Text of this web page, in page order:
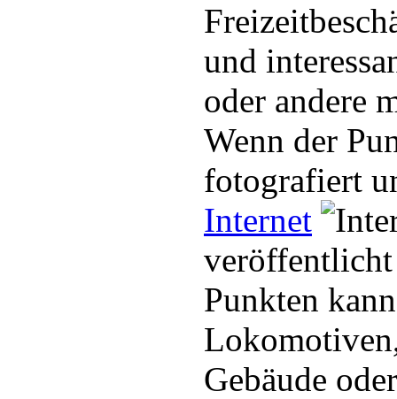
und
oder andere
Wenn der
fotografiert
Internet
Punkten
Gebäude